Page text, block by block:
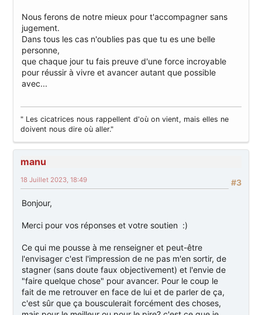
Nous ferons de notre mieux pour t'accompagner sans
jugement.
Dans tous les cas n'oublies pas que tu es une belle
personne,
que chaque jour tu fais preuve d'une force incroyable
pour réussir à vivre et avancer autant que possible
avec...
" Les cicatrices nous rappellent d'où on vient, mais elles ne
doivent nous dire où aller."
manu
#3
18 Juillet 2023, 18:49
Bonjour,
Merci pour vos réponses et votre soutien :)
Ce qui me pousse à me renseigner et peut-être
l'envisager c'est l'impression de ne pas m'en sortir, de
stagner (sans doute faux objectivement) et l'envie de
"faire quelque chose" pour avancer. Pour le coup le
fait de me retrouver en face de lui et de parler de ça,
c'est sûr que ça bousculerait forcément des choses,